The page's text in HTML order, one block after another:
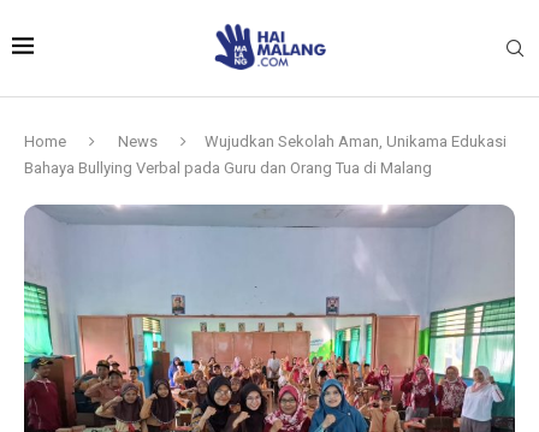
Home News
Wujudkan Sekolah Aman, Unikama Edukasi
Bahaya Bullying Verbal pada Guru dan Orang Tua di Malang